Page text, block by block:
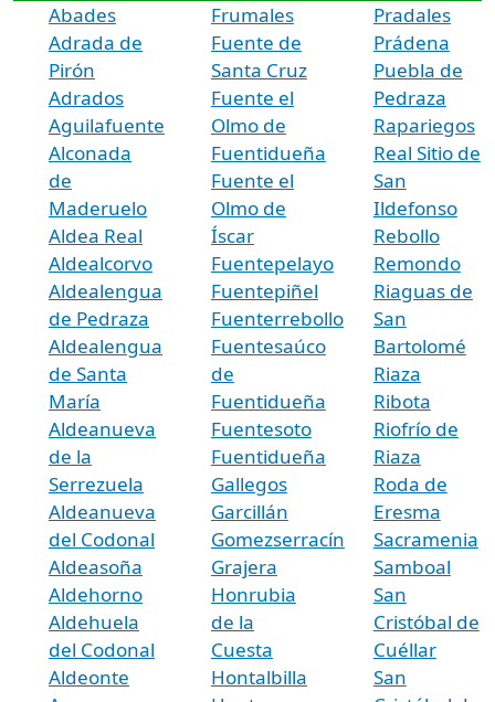
Abades
Adrada de
Pirón
Adrados
Aguilafuente
Alconada
de
Maderuelo
Aldea Real
Aldealcorvo
Aldealengua
de Pedraza
Aldealengua
de Santa
María
Aldeanueva
de la
Serrezuela
Aldeanueva
del Codonal
Aldeasoña
Aldehorno
Aldehuela
del Codonal
Aldeonte
Frumales
Fuente de
Santa Cruz
Fuente el
Olmo de
Fuentidueña
Fuente el
Olmo de
Íscar
Fuentepelayo
Fuentepiñel
Fuenterrebollo
Fuentesaúco
de
Fuentidueña
Fuentesoto
Fuentidueña
Gallegos
Garcillán
Gomezserracín
Grajera
Honrubia
de la
Cuesta
Hontalbilla
Pradales
Prádena
Puebla de
Pedraza
Rapariegos
Real Sitio de
San
Ildefonso
Rebollo
Remondo
Riaguas de
San
Bartolomé
Riaza
Ribota
Riofrío de
Riaza
Roda de
Eresma
Sacramenia
Samboal
San
Cristóbal de
Cuéllar
San